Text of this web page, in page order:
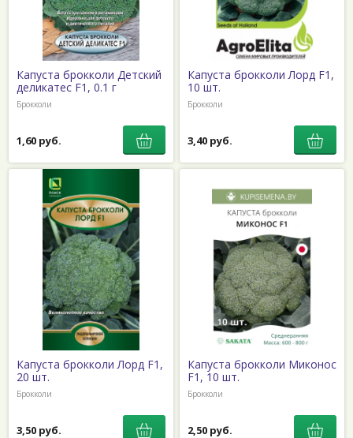
Капуста брокколи Детский
деликатес F1, 0.1 г
Брокколи
1,60 руб.
Капуста брокколи Лорд F1,
10 шт.
Брокколи
3,40 руб.
Капуста брокколи Лорд F1,
20 шт.
Брокколи
3,50 руб.
Капуста брокколи Миконос
F1, 10 шт.
Брокколи
2,50 руб.